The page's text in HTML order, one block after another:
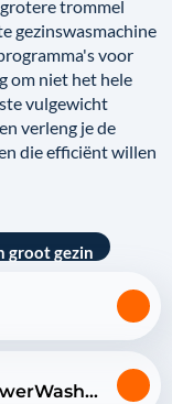
grotere trommel
gezinswasmachine
voor
om niet het hele
vulgewicht
verleng je de
die efficiënt willen
groot gezin